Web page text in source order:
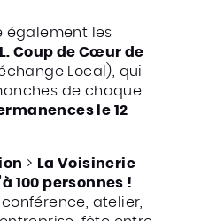
également les
Coup de Cœur de
Local), qui
de chaque
le 12
> La Voisinerie
100 personnes !
atelier,